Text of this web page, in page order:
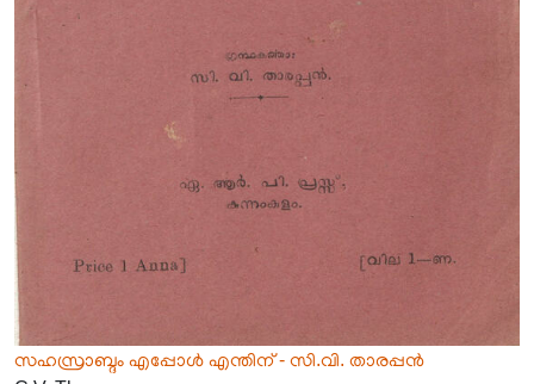
സഹസ്രാബ്ദം എപ്പോൾ എന്തിന് - സി.വി. താരപ്പൻ